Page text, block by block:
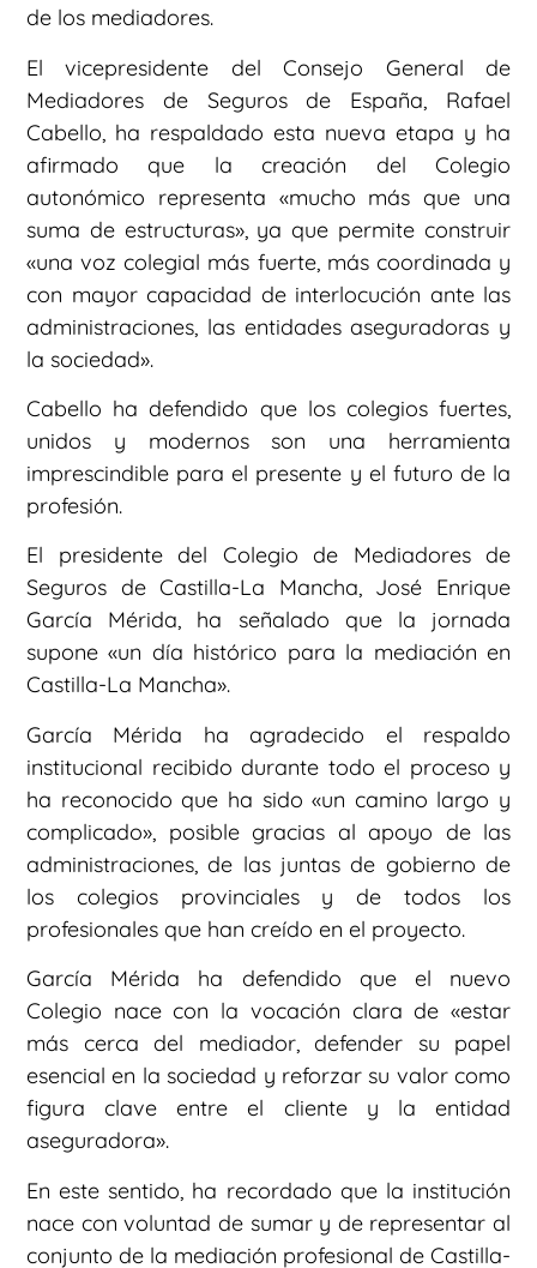
de los mediadores.
El vicepresidente del Consejo General de
Mediadores de Seguros de España, Rafael
Cabello, ha respaldado esta nueva etapa y ha
afirmado que la creación del Colegio
autonómico representa «mucho más que una
suma de estructuras», ya que permite construir
«una voz colegial más fuerte, más coordinada y
con mayor capacidad de interlocución ante las
administraciones, las entidades aseguradoras y
la sociedad».
Cabello ha defendido que los colegios fuertes,
unidos y modernos son una herramienta
imprescindible para el presente y el futuro de la
profesión.
El presidente del Colegio de Mediadores de
Seguros de Castilla-La Mancha, José Enrique
García Mérida, ha señalado que la jornada
supone «un día histórico para la mediación en
Castilla-La Mancha».
García Mérida ha agradecido el respaldo
institucional recibido durante todo el proceso y
ha reconocido que ha sido «un camino largo y
complicado», posible gracias al apoyo de las
administraciones, de las juntas de gobierno de
los colegios provinciales y de todos los
profesionales que han creído en el proyecto.
García Mérida ha defendido que el nuevo
Colegio nace con la vocación clara de «estar
más cerca del mediador, defender su papel
esencial en la sociedad y reforzar su valor como
figura clave entre el cliente y la entidad
aseguradora».
En este sentido, ha recordado que la institución
nace con voluntad de sumar y de representar al
conjunto de la mediación profesional de Castilla-